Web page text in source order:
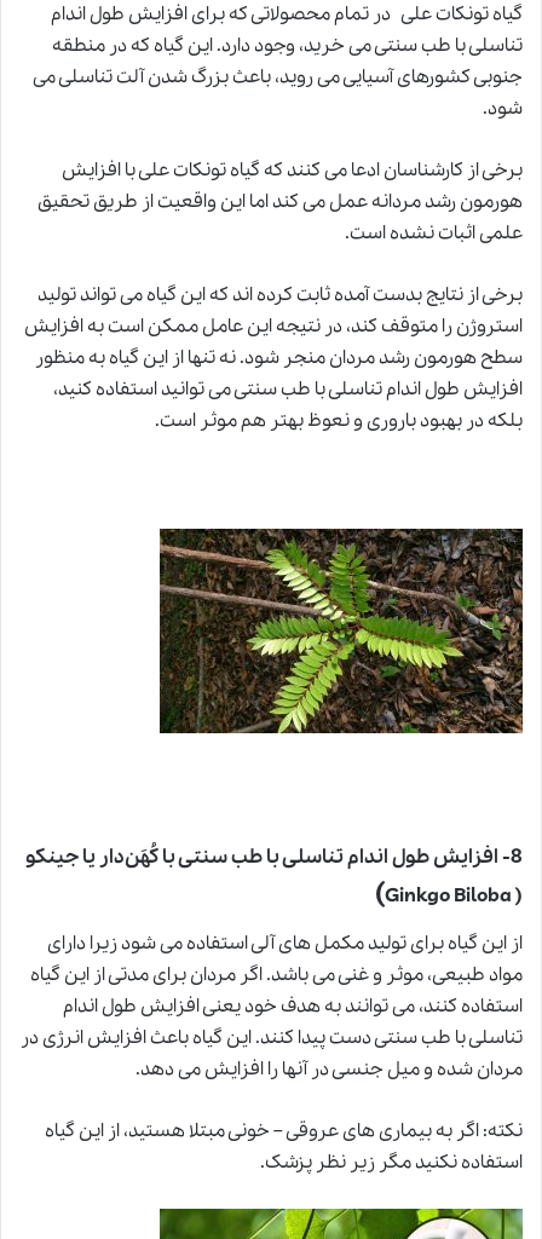
گیاه تونکات علی در تمام محصولاتی که برای افزایش طول اندام
تناسلی با طب سنتی می خرید، وجود دارد. این گیاه که در منطقه
جنوبی کشورهای آسیایی می روید، باعث بزرگ شدن آلت تناسلی می
شود.
برخی از کارشناسان ادعا می کنند که گیاه تونکات علی با افزایش
هورمون رشد مردانه عمل می کند اما این واقعیت از طریق تحقیق
علمی اثبات نشده است.
برخی از نتایج بدست آمده ثابت کرده اند که این گیاه می تواند تولید
استروژن را متوقف کند، در نتیجه این عامل ممکن است به افزایش
سطح هورمون رشد مردان منجر شود. نه تنها از این گیاه به منظور
افزایش طول اندام تناسلی با طب سنتی می توانید استفاده کنید،
بلکه در بهبود باروری و نعوظ بهتر هم موثر است.
8- افزایش طول اندام تناسلی با طب سنتی با کُهَن‌دار یا جینکو
( Ginkgo Biloba
)
از این گیاه برای تولید مکمل های آلی استفاده می شود زیرا دارای
مواد طبیعی، موثر و غنی می باشد. اگر مردان برای مدتی از این گیاه
استفاده کنند، می توانند به هدف خود یعنی افزایش طول اندام
تناسلی با طب سنتی دست پیدا کنند. این گیاه باعث افزایش انرژی در
مردان شده و میل جنسی در آنها را افزایش می دهد.
نکته: اگر به بیماری های عروقی – خونی مبتلا هستید، از این گیاه
استفاده نکنید مگر زیر نظر پزشک.